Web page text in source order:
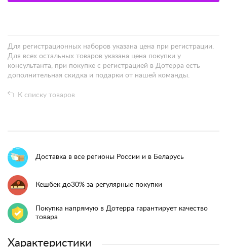
Для регистрационных наборов указана цена при регистрации.
Для всех остальных товаров указана цена покупки у
консультанта, при покупке с регистрацией в Дотерра есть
дополнительная скидка и подарки от нашей команды.
К списку товаров
Доставка в все регионы России и в Беларусь
Кешбек до30% за регулярные покупки
Покупка напрямую в Дотерра гарантирует качество
товара
Характеристики